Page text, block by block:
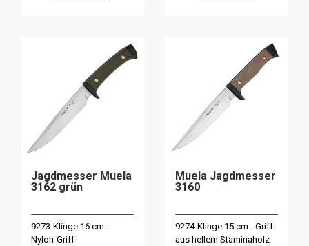
Jagdmesser Muela
3162 grün
9273-Klinge 16 cm -
Nylon-Griff
Muela Jagdmesser
3160
9274-Klinge 15 cm - Griff
aus hellem Staminaholz